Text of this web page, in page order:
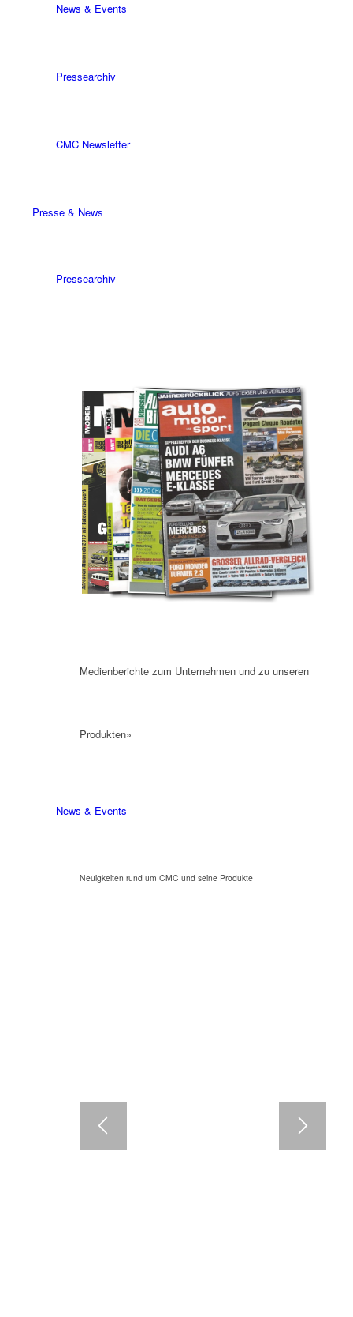
News & Events
Pressearchiv
CMC Newsletter
Presse & News
Pressearchiv
Medienberichte zum Unternehmen und zu unseren
Produkten»
News & Events
Neuigkeiten rund um CMC und seine Produkte